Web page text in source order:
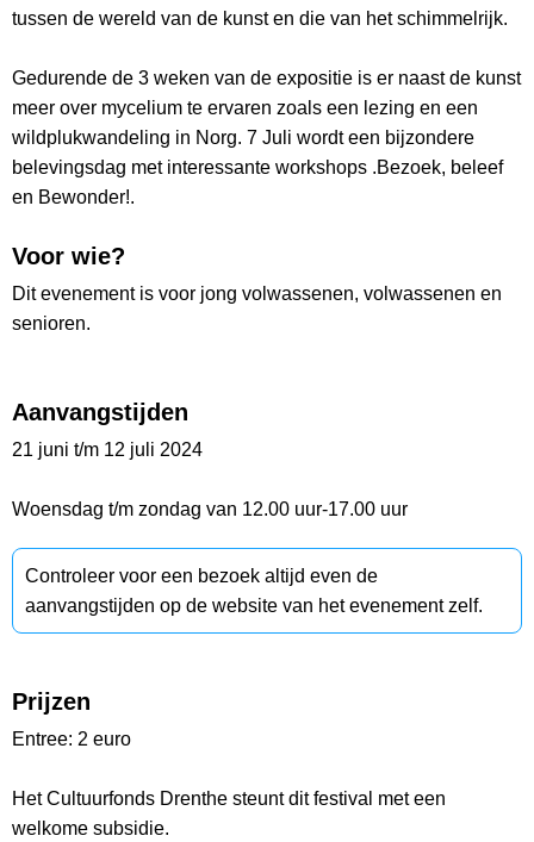
tussen de wereld van de kunst en die van het schimmelrijk.
Gedurende de 3 weken van de expositie is er naast de kunst
meer over mycelium te ervaren zoals een lezing en een
wildplukwandeling in Norg. 7 Juli wordt een bijzondere
belevingsdag met interessante workshops .Bezoek, beleef
en Bewonder!.
Voor wie?
Dit evenement is voor jong volwassenen, volwassenen en
senioren.
Aanvangstijden
21 juni t/m 12 juli 2024
Woensdag t/m zondag van 12.00 uur-17.00 uur
Controleer voor een bezoek altijd even de
aanvangstijden op de website van het evenement zelf.
Prijzen
Entree: 2 euro
Het Cultuurfonds Drenthe steunt dit festival met een
welkome subsidie.